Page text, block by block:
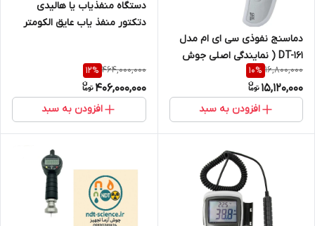
دماسنج نفوذی سی ای ام مدل
DT-161 ( نمایندگی اصلی جوش
آزما تجهیز 09120741826)
16,800,000
10%
15,120,000
افزودن به سبد
دستگاه منفذیاب یا هالیدی
دتکتور منفذ یاب عایق الکومتر
464,000,000
12%
406,000,000
افزودن به سبد